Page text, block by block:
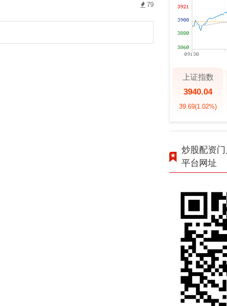
79
上证指数
3940.04
39.69(1.02%)
炒股配资
平台网址